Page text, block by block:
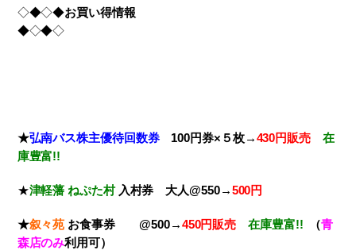
◇◆◇◆お買い得情報
◆◇◆◇
★弘南バス株主優待回数券 100円券×５枚→430円販売
在
庫豊富!!
★津軽藩 ねぷた村 入村券 大人@550→500円
★叙々苑 お食事券 @500→450円販売 在庫豊富!! （青
森店のみ利用可）